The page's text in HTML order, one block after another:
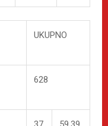
UKUPNO
628